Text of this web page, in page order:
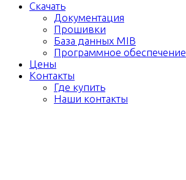
Скачать
Документация
Прошивки
База данных MIB
Программное обеспечение
Цены
Контакты
Где купить
Наши контакты